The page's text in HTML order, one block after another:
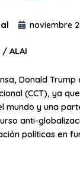
noviembre
ALAI
Donald
(CCT), ya
mundo y una
anti-
políticas en